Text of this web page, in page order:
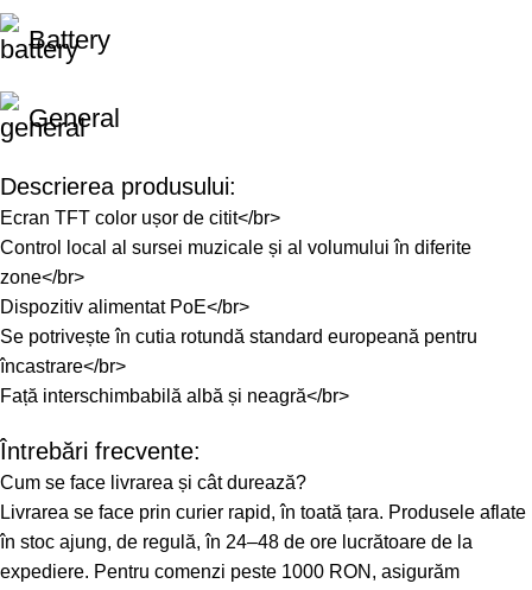
Battery
General
Descrierea produsului:
Ecran TFT color ușor de citit</br>
Control local al sursei muzicale și al volumului în diferite
zone</br>
Dispozitiv alimentat PoE</br>
Se potrivește în cutia rotundă standard europeană pentru
încastrare</br>
Față interschimbabilă albă și neagră</br>
Întrebări frecvente:
Cum se face livrarea și cât durează?
Livrarea se face prin curier rapid, în toată țara. Produsele aflate
în stoc ajung, de regulă, în 24–48 de ore lucrătoare de la
expediere. Pentru comenzi peste 1000 RON, asigurăm